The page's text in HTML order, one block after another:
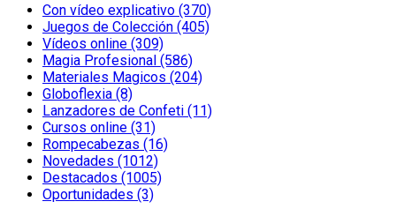
Con vídeo explicativo (370)
Juegos de Colección (405)
Vídeos online (309)
Magia Profesional (586)
Materiales Magicos (204)
Globoflexia (8)
Lanzadores de Confeti (11)
Cursos online (31)
Rompecabezas (16)
Novedades (1012)
Destacados (1005)
Oportunidades (3)